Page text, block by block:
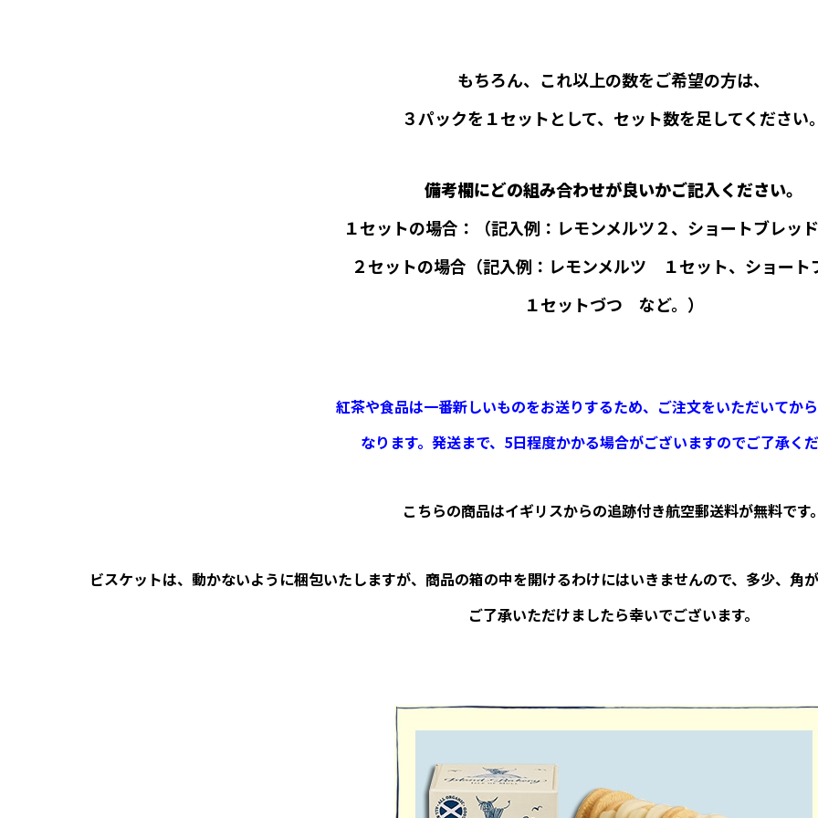
もちろん、これ以上の数をご希望の方は、
３パックを１セットとして、セット数を足してください。
備考欄にどの組み合わせが良いかご記入ください。
１セットの場合：（記入例：レモンメルツ２、ショートブレッド
２セットの場合（記入例：レモンメルツ １セット、ショート
１セットづつ など。）
紅茶や食品は一番新しいものをお送りするため、ご注文をいただいてか
なります。 発送まで、5日程度かかる場合がございますのでご了承くだ
こちらの商品はイギリスからの追跡付き航空郵送料が無料です。
ビスケットは、動かないように梱包いたしますが、商品の箱の中を開けるわけにはいきませんので、多少、角
ご了承いただけましたら幸いでございます。